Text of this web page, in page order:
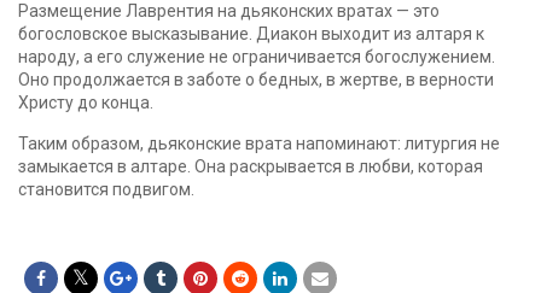
Размещение Лаврентия на дьяконских вратах — это
богословское высказывание. Диакон выходит из алтаря к
народу, а его служение не ограничивается богослужением.
Оно продолжается в заботе о бедных, в жертве, в верности
Христу до конца.
Таким образом, дьяконские врата напоминают: литургия не
замыкается в алтаре. Она раскрывается в любви, которая
становится подвигом.